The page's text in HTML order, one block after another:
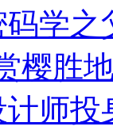
码学
樱胜
师投